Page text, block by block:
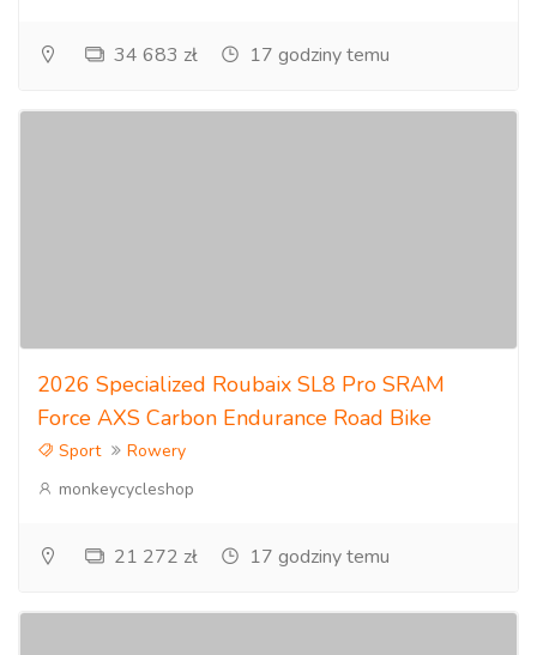
34 683 zł 17 godziny temu
2026 Specialized Roubaix SL8 Pro SRAM
Force AXS Carbon Endurance Road Bike
Sport
Rowery
monkeycycleshop
21 272 zł 17 godziny temu